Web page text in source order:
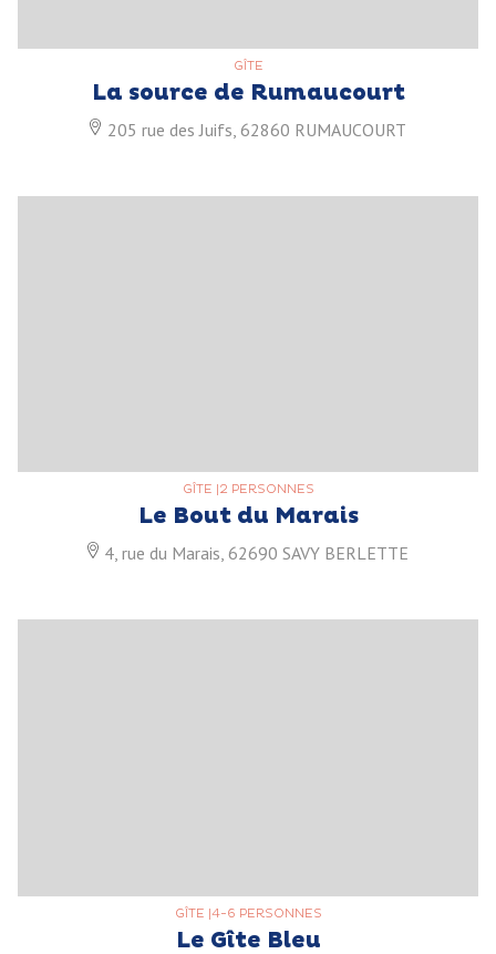
GÎTE
La source de Rumaucourt
205 rue des Juifs, 62860 RUMAUCOURT
GÎTE 2 PERSONNES
Le Bout du Marais
4, rue du Marais, 62690 SAVY BERLETTE
GÎTE |4-6 PERSONNES
Le Gîte Bleu